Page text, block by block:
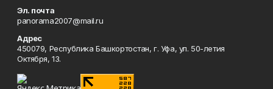
Эл. почта
panorama2007@mail.ru
Адрес
450079, Республика Башкортостан, г. Уфа, ул. 50-летия
Октября, 13.